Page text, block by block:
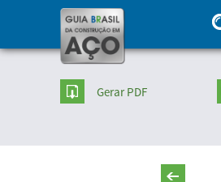
Gerar PDF